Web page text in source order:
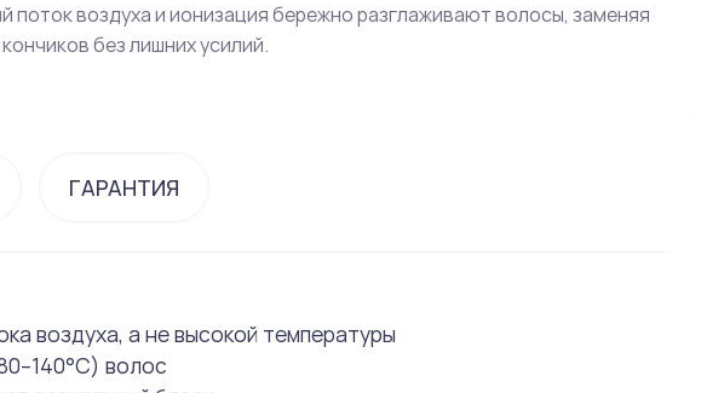
воздуха и ионизация бережно разглаживают волосы, заменяя
без лишних усилий.
ГАРАНТИЯ
воздуха, а не высокой температуры
волос